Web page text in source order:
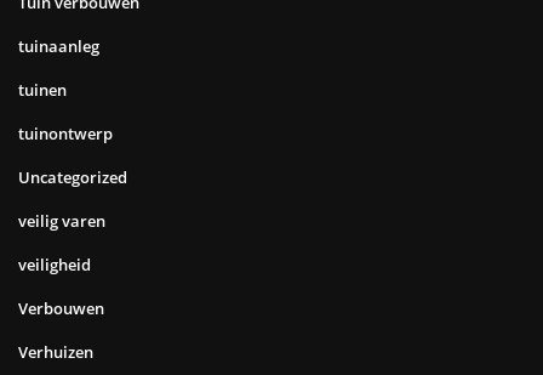
tuinaanleg
tuinen
tuinontwerp
Uncategorized
veilig varen
veiligheid
Verbouwen
Verhuizen